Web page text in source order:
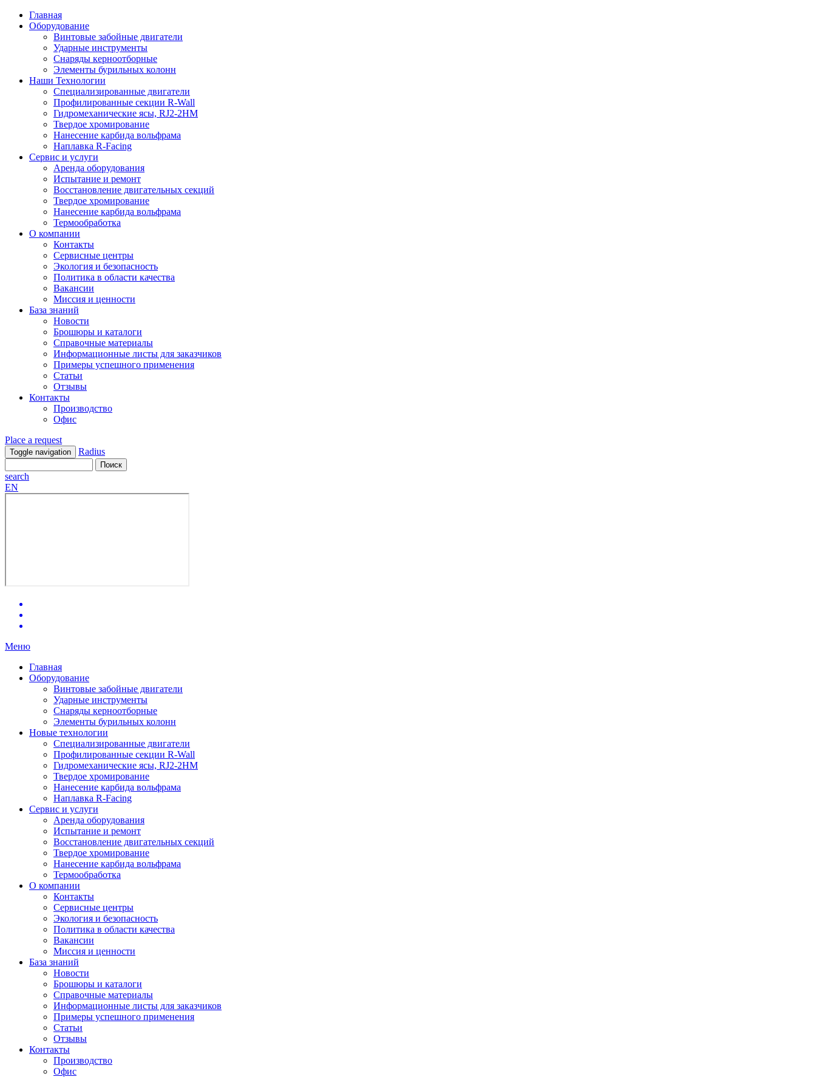
Главная
Оборудование
Винтовые забойные двигатели
Ударные инструменты
Снаряды керноотборные
Элементы бурильных колонн
Наши Технологии
Специализированные двигатели
Профилированные секции R-Wall
Гидромеханические ясы, RJ2-2HM
Твердое хромирование
Нанесение карбида вольфрама
Наплавка R-Facing
Сервис и услуги
Аренда оборудования
Испытание и ремонт
Восстановление двигательных секций
Твердое хромирование
Нанесение карбида вольфрама
Термообработка
О компании
Контакты
Сервисные центры
Экология и безопасность
Политика в области качества
Вакансии
Миссия и ценности
База знаний
Новости
Брошюры и каталоги
Справочные материалы
Информационные листы для заказчиков
Примеры успешного применения
Статьи
Отзывы
Контакты
Производство
Офис
Place a request
Toggle navigation Radius
search
EN
Меню
Главная
Оборудование
Винтовые забойные двигатели
Ударные инструменты
Снаряды керноотборные
Элементы бурильных колонн
Новые технологии
Специализированные двигатели
Профилированные секции R-Wall
Гидромеханические ясы, RJ2-2HM
Твердое хромирование
Нанесение карбида вольфрама
Наплавка R-Facing
Сервис и услуги
Аренда оборудования
Испытание и ремонт
Восстановление двигательных секций
Твердое хромирование
Нанесение карбида вольфрама
Термообработка
О компании
Контакты
Сервисные центры
Экология и безопасность
Политика в области качества
Вакансии
Миссия и ценности
База знаний
Новости
Брошюры и каталоги
Справочные материалы
Информационные листы для заказчиков
Примеры успешного применения
Статьи
Отзывы
Контакты
Производство
Офис